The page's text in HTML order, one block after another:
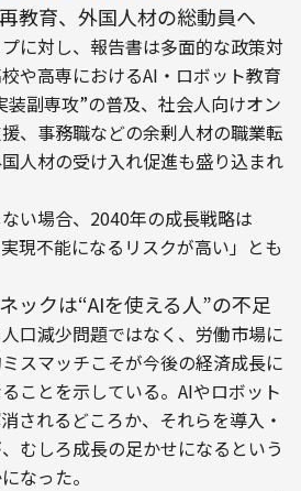
教育、外国人材の総動員へ
に対し、報告書は多面的な政策対
や高専におけるAI・ロボット教育
装副専攻”の普及、社会人向けオン
、事務職などの余剰人材の職業転
人材の受け入れ促進も盛り込まれ
い場合、2040年の成長戦略は
現不能になるリスクが高い」とも
ックは“AIを使える人”の不足
口減少問題ではなく、労働市場に
スマッチこそが今後の経済成長に
ことを示している。AIやロボット
されるどころか、それらを導入・
むしろ成長の足かせになるという
なった。